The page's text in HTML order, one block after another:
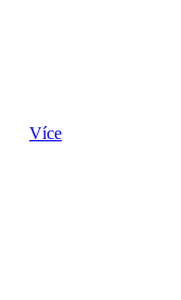
Více